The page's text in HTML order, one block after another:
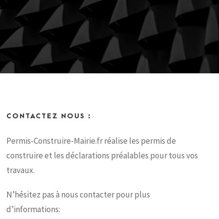
CONTACTEZ NOUS :
Permis-Construire-Mairie.fr réalise les permis de
construire et les déclarations préalables pour tous vos
travaux.
N’hésitez pas à nous contacter pour plus
d’informations: